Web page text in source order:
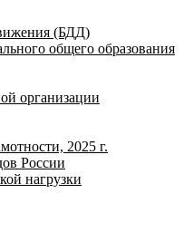
(БДД)
общего образования
организации
2025 г.
России
нагрузки